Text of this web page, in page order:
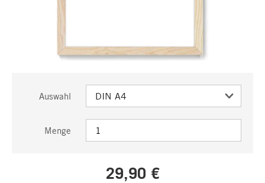
Auswahl
Menge
29,90 €